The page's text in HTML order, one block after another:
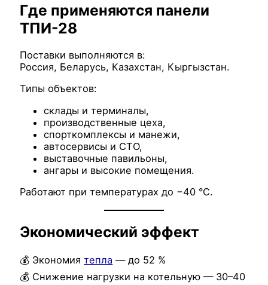
Где применяются панели
ТПИ-28
Поставки выполняются в:
Россия, Беларусь, Казахстан, Кыргызстан.
Типы объектов:
склады и терминалы,
производственные цеха,
спорткомплексы и манежи,
автосервисы и СТО,
выставочные павильоны,
ангары и высокие помещения.
Работают при температурах до −40 °C.
Экономический эффект
💰 Экономиятепла — до 52 %
💰 Снижение нагрузки на котельную — 30–40